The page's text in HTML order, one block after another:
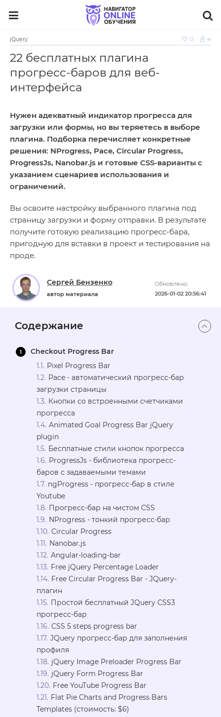
jQuery 0 ∞
22 бесплатных плагина
прогресс-баров для веб-
интерфейса
Нужен адекватный индикатор прогресса для
загрузки или формы, но вы теряетесь в выборе
плагина. Подборка перечисляет конкретные
решения: NProgress, Pace, Circular Progress,
ProgressJs, Nanobar.js и готовые CSS‑варианты с
указанием сценариев использования и
ограничений.
Вы освоите настройку выбранного плагина под
страницу загрузки и форму отправки. В результате
получите готовую реализацию прогресс‑бара,
пригодную для вставки в проект и тестирования на
проде.
Обновлено:
2026-01-02 20:56:41
Сергей Бензенко
автор материала
Содержание
Checkout Progress Bar
Pixel Progress Bar
Pace - автоматический прогресс-бар
загрузки страницы
Кнопки со встроенными счетчиками
прогресса
Animated Goal Progress Bar jQuery
plugin
Бесплатные стили кнопок прогресса
ProgressJs - библиотека прогресс-
баров с задаваемыми темами
ngProgress - прогресс-бар в стиле
Youtube
Прогресс-бар на чистом CSS
NProgress - тонкий прогресс-бар
Circular Progress
Nanobar.js
Angular-loading-bar
Free jQuery Percentage Loader
Free Circular Progress Bar - JQuery-
плагин
Простой бесплатный JQuery CSS3
прогресс-бар
CSS 5 steps progress bar
JQuery прогресс-бар для заполнения
профиля
jQuery Image Preloader Progress Bar
jQuery Form Progress Bar
Free YouTube Progress Bar
Flat Pie Charts and Progress Bars
Templates (стоимость: $6)